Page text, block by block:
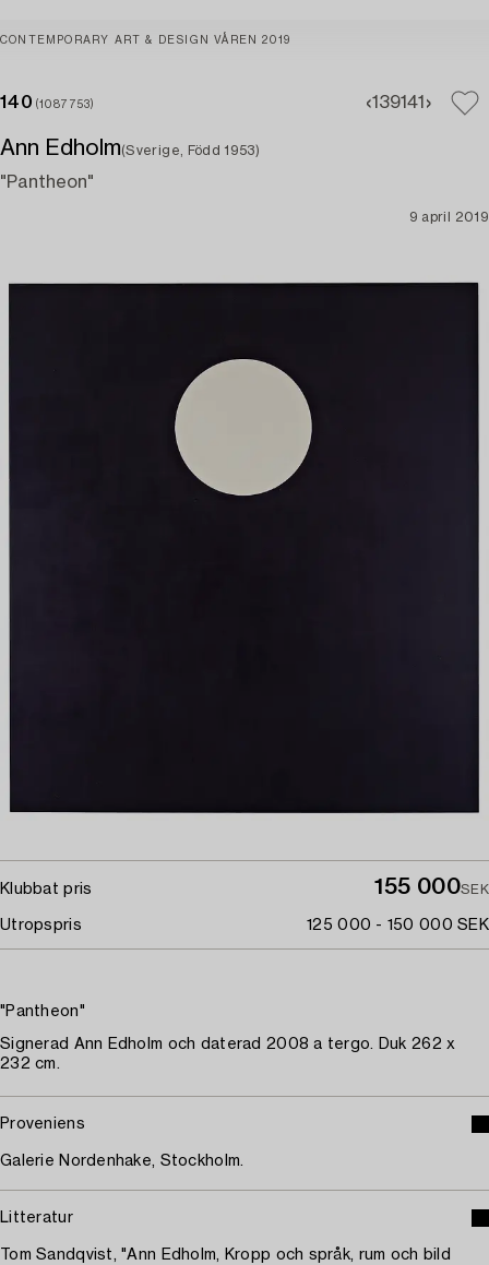
CONTEMPORARY ART & DESIGN VÅREN 2019
140 (1087753) 139141
Ann Edholm(Sverige, Född 1953)
"Pantheon"
9 april 2019
Klubbat pris 155 000SEK
Utropspris 125 000 - 150 000 SEK
"Pantheon"
Signerad Ann Edholm och daterad 2008 a tergo. Duk 262 x
232 cm.
Proveniens
Galerie Nordenhake, Stockholm.
Litteratur
Tom Sandqvist, "Ann Edholm, Kropp och språk, rum och bild